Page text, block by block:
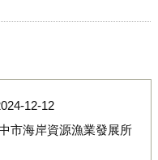
12-12
市海岸資源漁業發展所